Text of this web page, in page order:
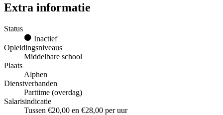
Extra informatie
Status
Inactief
Opleidingsniveaus
Middelbare school
Plaats
Alphen
Dienstverbanden
Parttime (overdag)
Salarisindicatie
Tussen €20,00 en €28,00 per uur